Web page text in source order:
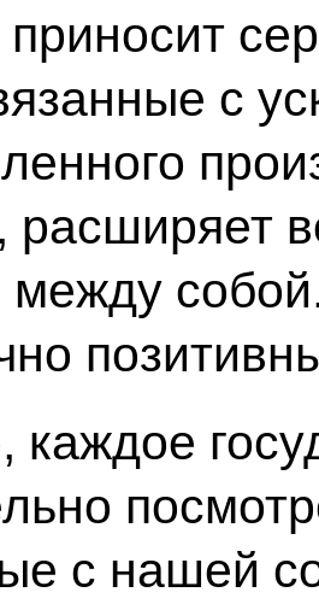
приносит
с
расширяет
между
каждое
с нашей